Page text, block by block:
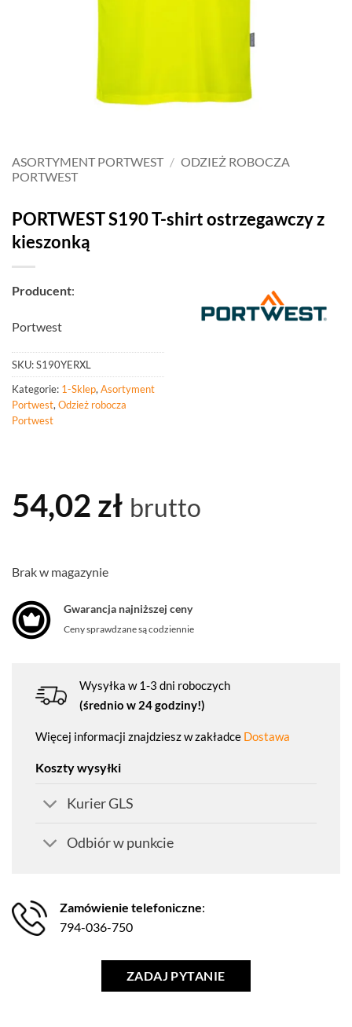
ASORTYMENT PORTWEST / ODZIEŻ ROBOCZA
PORTWEST
PORTWEST S190 T-shirt ostrzegawczy z
kieszonką
Producent:
Portwest
SKU:S190YERXL
Kategorie: 1-Sklep,Asortyment
Portwest,Odzież robocza
Portwest
54,02 zł brutto
Brak w magazynie
Gwarancja najniższej ceny
Ceny sprawdzane są codziennie
Wysyłka w 1-3 dni roboczych
(średnio w 24 godziny!)
Więcej informacji znajdziesz w zakładce Dostawa
Koszty wysyłki
Kurier GLS
Odbiór w punkcie
Zamówienie telefoniczne:
794-036-750
ZADAJ PYTANIE